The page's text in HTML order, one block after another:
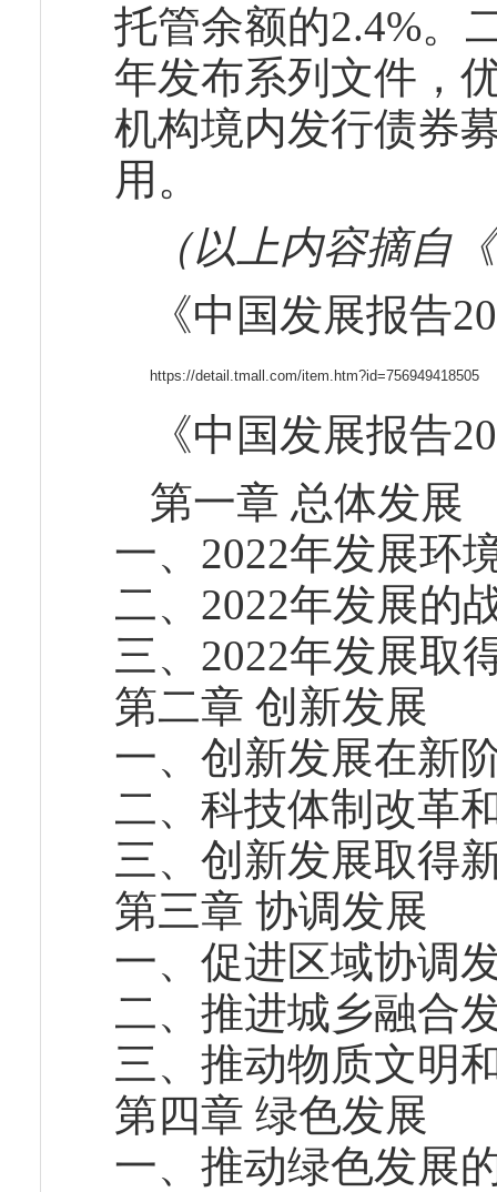
托管余额的2.4%。
年发布系列文件，
机构境内发行债券
用。
（以上内容摘自
《中国发展报告
https://detail.tmall.com/item.htm?id=756949418505
《中国发展报告
第一章 总体发展
一、2022年发展环
二、2022年发展的
三、2022年发展取
第二章 创新发展
一、创新发展在新
二、科技体制改革
三、创新发展取得
第三章 协调发展
一、促进区域协调
二、推进城乡融合
三、推动物质文明
第四章 绿色发展
一、推动绿色发展